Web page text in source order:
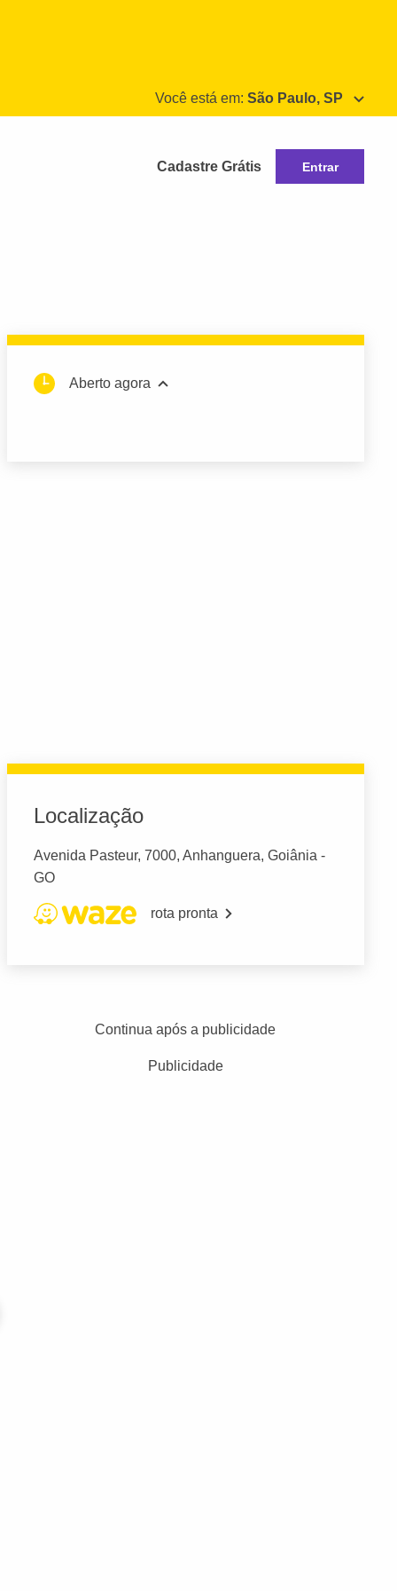
Você está em: São Paulo, SP
Cadastre Grátis Entrar
Aberto agora
Localização
Avenida Pasteur, 7000, Anhanguera, Goiânia -
GO
rota pronta
Continua após a publicidade
Publicidade